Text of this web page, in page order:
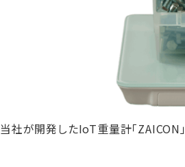
当社が開発したIoT重量計「ZAICON」